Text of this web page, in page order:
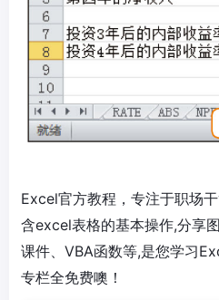
Excel官方教程，专注于职场
含excel表格的基本操作,分享
课件、VBA函数等,是您学习
专栏全免费噢！